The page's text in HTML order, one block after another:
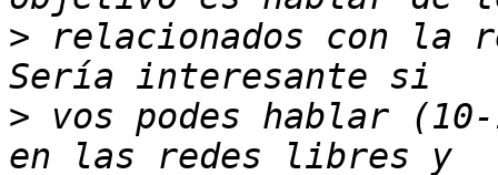
> relacionados con la
> vos podes hablar